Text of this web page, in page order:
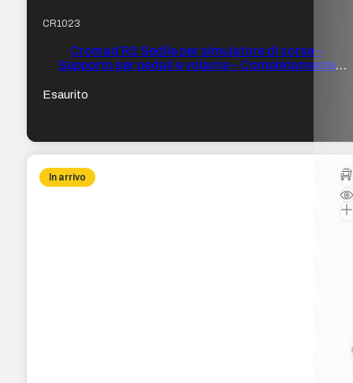
CR1023
Cromad R2 Sedile per simulatore di corse –
Supporto per pedali e volante – Completamente
Esaurito
In arrivo